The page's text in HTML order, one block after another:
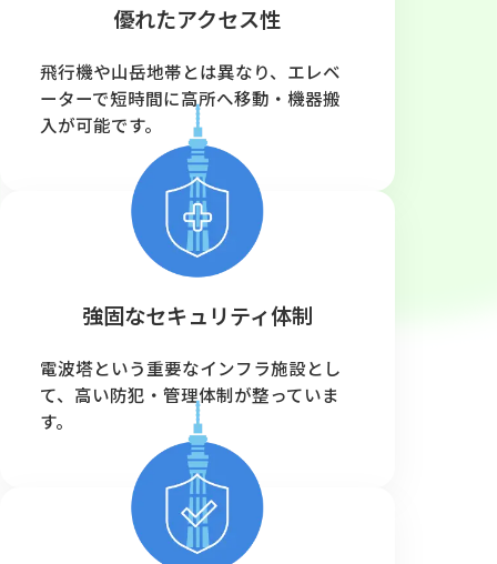
優れたアクセス性
飛行機や山岳地帯とは異なり、エレベ
ーターで短時間に高所へ移動・機器搬
入が可能です。
強固なセキュリティ体制
電波塔という重要なインフラ施設とし
て、高い防犯・管理体制が整っていま
す。